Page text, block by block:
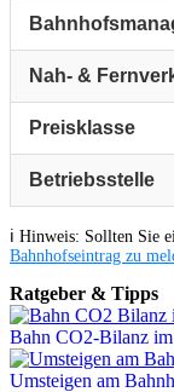
Nah- &
Preisklasse
Betriebsstelle
ℹ️ Hinweis: Sollten Sie
Bahnhofseintrag zu
Ratgeber & Tipps
Bahn CO2-Bilanz
Umsteigen am